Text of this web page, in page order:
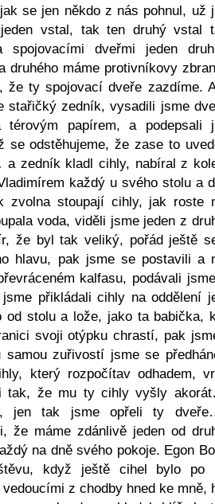
se jen někdo z nás pohnul, už
vstal, tak ten druhý vstal
spojovacími dveřmi jeden
druhého máme protivníkovy
že ty spojovací dveře zazdíme.
stařičký zedník, vysadili jsme
térovým papírem, a podepsali
se odstěhujeme, že zase to
a zedník kladl cihly, nabíral z
každý u svého stolu a
zvolna stoupají cihly, jak roste
voda, viděli jsme jeden z
že byl tak veliký, pořád ještě
hlavu, pak jsme se postavili a
kalfasu, podávali
přikládali cihly na oddělení
od stolu a lože, jako ta babička,
svoji otýpku chrastí, pak
zuřivostí jsme se
který rozpočítav odhadem,
tak, že mu ty cihly vyšly
jen tak jsme opřeli ty
že máme zdánlivě jeden od
na dně svého pokoje. Egon
když ještě cihel bylo po
z chodby hned ke mně,